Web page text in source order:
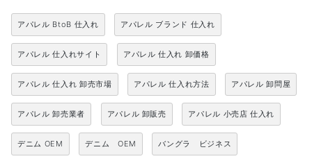
アパレル BtoB 仕入れ アパレル ブランド 仕入れ
アパレル 仕入れサイト アパレル 仕入れ 卸価格
アパレル 仕入れ 卸売市場 アパレル 仕入れ方法 アパレル 卸問屋
アパレル 卸売業者 アパレル 卸販売 アパレル 小売店 仕入れ
デニム OEM デニム OEM バングラ ビジネス